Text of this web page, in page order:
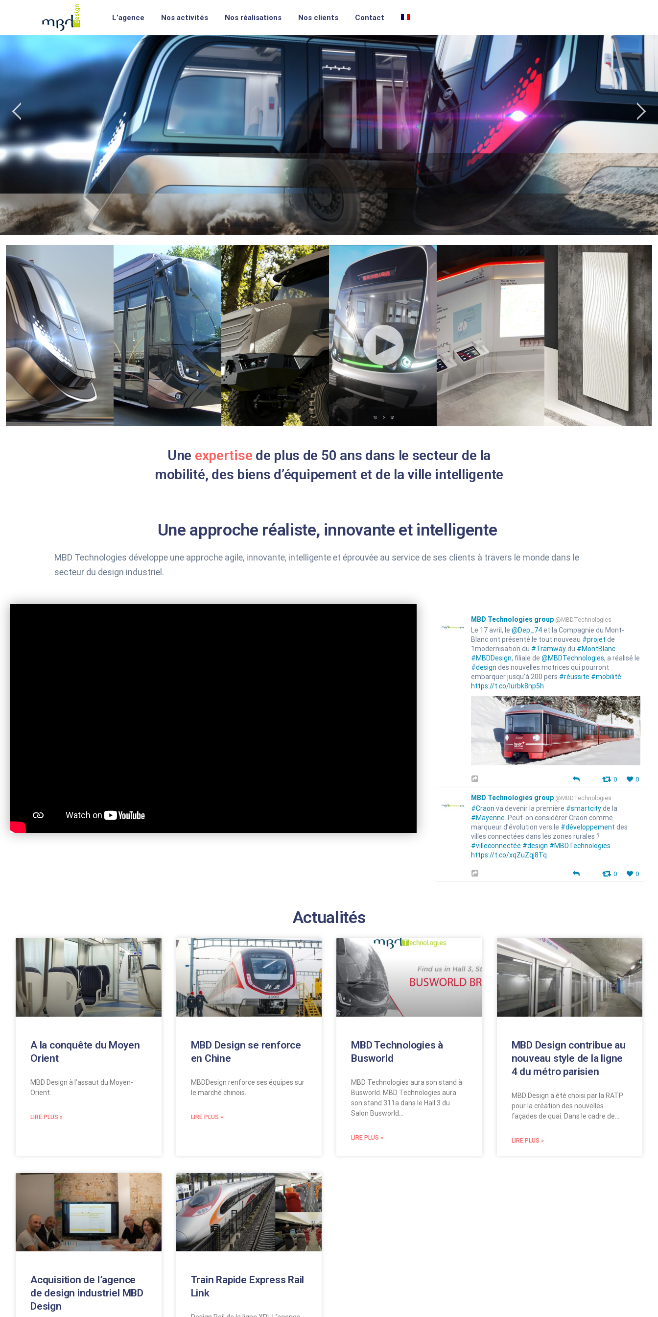
L’agence Nos activités Nos réalisations Nos clients Contact
Une expertise de plus de 50 ans dans le secteur de la
mobilité, des biens d’équipement et de la ville intelligente
Une approche réaliste, innovante et intelligente
MBD Technologies développe une approche agile, innovante, intelligente et éprouvée au service de ses clients à travers le monde dans le
secteur du design industriel.
MBD Technologies group @MBDTechnologies
Le 17 avril, le @Dep_74et la Compagnie du Mont-
Blanc ont présenté le tout nouveau #projet de
1modernisation du #Tramwaydu #MontBlanc.
#MBDDesign, filiale de @MBDTechnologies, a réalisé le
#design des nouvelles motrices qui pourront
embarquer jusqu’à 200 pers #réussite #mobilité
https://t.co/lurbk8np5h
0 0
MBD Technologies group @MBDTechnologies
#Craon va devenir la première #smartcityde la
#Mayenne . Peut-on considérer Craon comme
marqueur d’évolution vers le #développement des
villes connectées dans les zones rurales ?
#villeconnectée #design #MBDTechnologies
https://t.co/xqZuZqj8Tq
0 0
Actualités
A la conquête du Moyen
Orient
MBD Design à l’assaut du Moyen-
Orient.
LIRE PLUS »
MBD Design se renforce
en Chine
MBDDesign renforce ses équipes sur
le marché chinois.
LIRE PLUS »
MBD Technologies à
Busworld
MBD Technologies aura son stand à
Busworld. MBD Technologies aura
son stand 311a dans le Hall 3 du
Salon Busworld…
LIRE PLUS »
MBD Design contribue au
nouveau style de la ligne
4 du métro parisien
MBD Design a été choisi par la RATP
pour la création des nouvelles
façades de quai. Dans le cadre de…
LIRE PLUS »
Acquisition de l’agence
de design industriel MBD
Design
Train Rapide Express Rail
Link